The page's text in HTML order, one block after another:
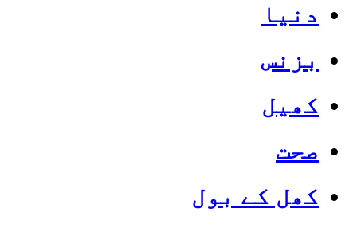
دنیا
بزنس
کھیل
صحت
کھل کے بول